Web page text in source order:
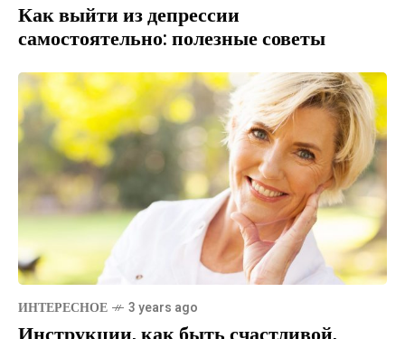
Как выйти из депрессии
самостоятельно: полезные советы
ИНТЕРЕСНОЕ 3 years ago